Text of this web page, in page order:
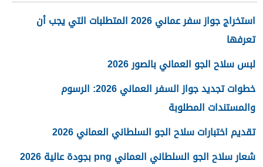
استخراج جواز سفر عماني 2026 المتطلبات التي يجب أن
تعرفها
لبس سلاح الجو العماني بالصور 2026
خطوات تجديد جواز السفر العماني 2026: الرسوم
والمستندات المطلوبة
تقديم اختبارات سلاح الجو السلطاني العماني 2026
شعار سلاح الجو السلطاني العماني png بجودة عالية 2026